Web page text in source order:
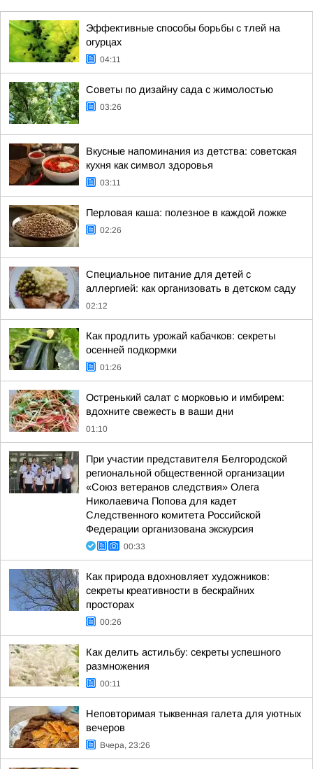
Эффективные способы борьбы с тлей на
огурцах
04:11
Советы по дизайну сада с жимолостью
03:26
Вкусные напоминания из детства: советская
кухня как символ здоровья
03:11
Перловая каша: полезное в каждой ложке
02:26
Специальное питание для детей с
аллергией: как организовать в детском саду
02:12
Как продлить урожай кабачков: секреты
осенней подкормки
01:26
Остренький салат с морковью и имбирем:
вдохните свежесть в ваши дни
01:10
При участии представителя Белгородской
региональной общественной организации
«Союз ветеранов следствия» Олега
Николаевича Попова для кадет
Следственного комитета Российской
Федерации организована экскурсия
00:33
Как природа вдохновляет художников:
секреты креативности в бескрайних
просторах
00:26
Как делить астильбу: секреты успешного
размножения
00:11
Неповторимая тыквенная галета для уютных
вечеров
Вчера, 23:26